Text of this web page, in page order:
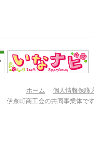
ホーム
個人情報保護
伊奈町商工会の共同事業体です